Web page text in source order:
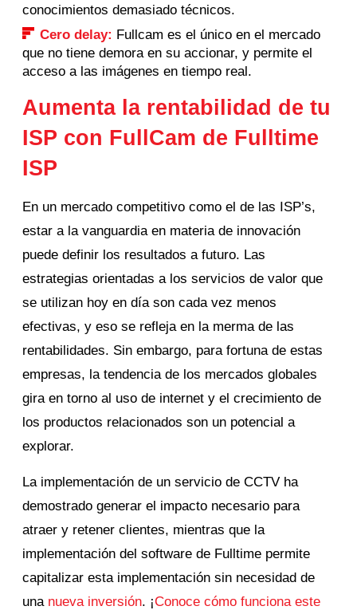
conocimientos demasiado técnicos.
Cero delay: Fullcam es el único en el mercado
que no tiene demora en su accionar, y permite el
acceso a las imágenes en tiempo real.
Aumenta la rentabilidad de tu
ISP con FullCam de Fulltime
ISP
En un mercado competitivo como el de las ISP’s,
estar a la vanguardia en materia de innovación
puede definir los resultados a futuro. Las
estrategias orientadas a los servicios de valor que
se utilizan hoy en día son cada vez menos
efectivas, y eso se refleja en la merma de las
rentabilidades. Sin embargo, para fortuna de estas
empresas, la tendencia de los mercados globales
gira en torno al uso de internet y el crecimiento de
los productos relacionados son un potencial a
explorar.
La implementación de un servicio de CCTV ha
demostrado generar el impacto necesario para
atraer y retener clientes, mientras que la
implementación del software de Fulltime permite
capitalizar esta implementación sin necesidad de
una nueva inversión. ¡Conoce cómo funciona este